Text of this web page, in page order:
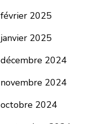
février 2025
janvier 2025
décembre 2024
novembre 2024
octobre 2024